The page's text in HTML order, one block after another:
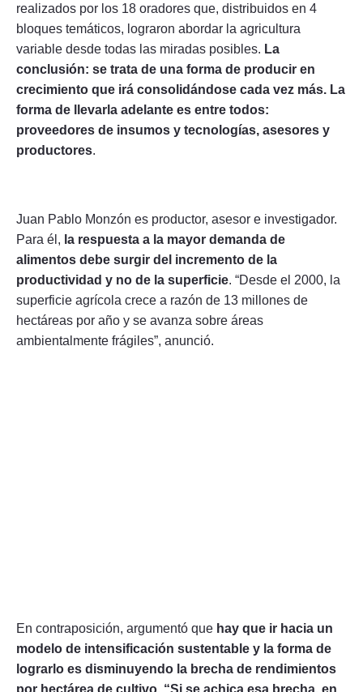
realizados por los 18 oradores que, distribuidos en 4
bloques temáticos, lograron abordar la agricultura
variable desde todas las miradas posibles. La
conclusión: se trata de una forma de producir en
crecimiento que irá consolidándose cada vez más. La
forma de llevarla adelante es entre todos:
proveedores de insumos y tecnologías, asesores y
productores.
Juan Pablo Monzón es productor, asesor e investigador.
Para él, la respuesta a la mayor demanda de
alimentos debe surgir del incremento de la
productividad y no de la superficie. “Desde el 2000, la
superficie agrícola crece a razón de 13 millones de
hectáreas por año y se avanza sobre áreas
ambientalmente frágiles”, anunció.
En contraposición, argumentó que hay que ir hacia un
modelo de intensificación sustentable y la forma de
lograrlo es disminuyendo la brecha de rendimientos
por hectárea de cultivo. “Si se achica esa brecha, en